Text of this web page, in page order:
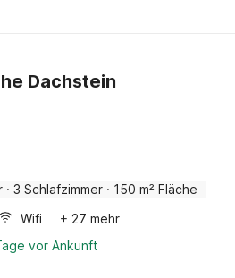
Dachstein
· 3 Schlafzimmer · 150 m² Fläche
Wifi
+ 27 mehr
vor Ankunft